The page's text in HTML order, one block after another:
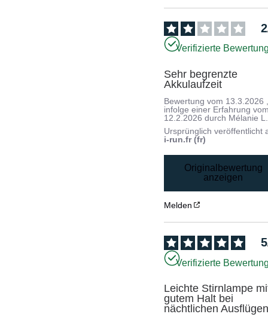
2
Verifizierte
Sehr begrenzte
Akkulaufzeit
Bewertung vom 13.3.2026
infolge einer Erfahrung
12.2.2026 durch Mélanie L.
Ursprünglich veröffentlicht
i-run.fr (fr)
Originalbewertung
anzeigen
Melden
5
Verifizierte
Leichte Stirnlampe
gutem Halt bei
nächtlichen